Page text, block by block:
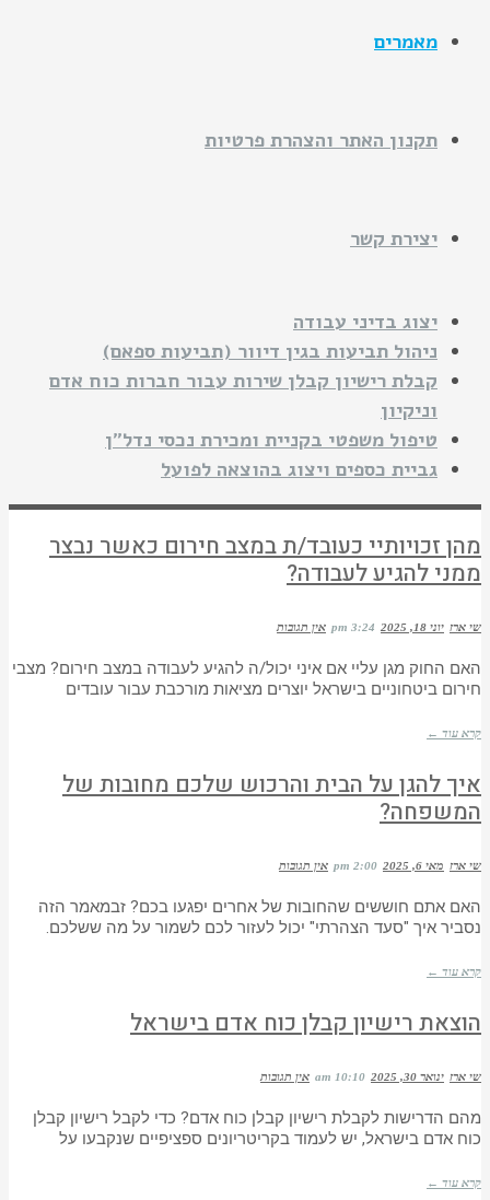
מאמרים
תקנון האתר והצהרת פרטיות
יצירת קשר
יצוג בדיני עבודה
ניהול תביעות בגין דיוור (תביעות ספאם)
קבלת רישיון קבלן שירות עבור חברות כוח אדם
וניקיון
טיפול משפטי בקניית ומכירת נכסי נדל"ן
גביית כספים ויצוג בהוצאה לפועל
מהן זכויותיי כעובד/ת במצב חירום כאשר נבצר
ממני להגיע לעבודה?
שי ארז יוני 18, 2025 3:24 pm אין תגובות
האם החוק מגן עליי אם איני יכול/ה להגיע לעבודה במצב חירום? מצבי
חירום ביטחוניים בישראל יוצרים מציאות מורכבת עבור עובדים
קרא עוד ←
איך להגן על הבית והרכוש שלכם מחובות של
המשפחה?
שי ארז מאי 6, 2025 2:00 pm אין תגובות
האם אתם חוששים שהחובות של אחרים יפגעו בכם? זבמאמר הזה
נסביר איך "סעד הצהרתי" יכול לעזור לכם לשמור על מה ששלכם.
קרא עוד ←
הוצאת רישיון קבלן כוח אדם בישראל
שי ארז ינואר 30, 2025 10:10 am אין תגובות
מהם הדרישות לקבלת רישיון קבלן כוח אדם? כדי לקבל רישיון קבלן
כוח אדם בישראל, יש לעמוד בקריטריונים ספציפיים שנקבעו על
קרא עוד ←